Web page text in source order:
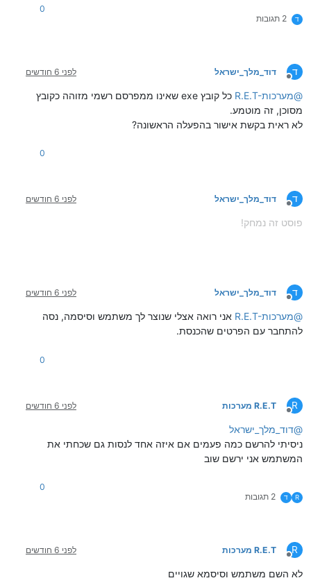
ד 2 תגובות
0
ד
מנותק
דוד_מלך_ישראל לפני 6 חודשים
@R.E.T-מערכות
כל קובץ exe שאינו ממפרסם רשמי מזוהה כקובץ
מסוכן, זה מוטמע.
לא ראית בקשת אישור בהפעלה הראשונה?
0
ד
מנותק
דוד_מלך_ישראל לפני 6 חודשים
פוסט זה נמחק!
ד
מנותק
דוד_מלך_ישראל לפני 6 חודשים
@R.E.T-מערכות
אני רואה אצלי שנוצר לך משתמש וסיסמה, נסה
להתחבר עם הפרטים שהכנסת.
0
R
מנותק
R.E.T מערכות לפני 6 חודשים
@דוד_מלך_ישראל
ניסיתי להרשם כמה פעמים אם איזה אחד לנסות גם שכחתי את
המשתמש אני ירשם שוב
R ד 2 תגובות
0
R
מנותק
R.E.T מערכות לפני 6 חודשים
לא השם משתמש וסיסמא שגויים